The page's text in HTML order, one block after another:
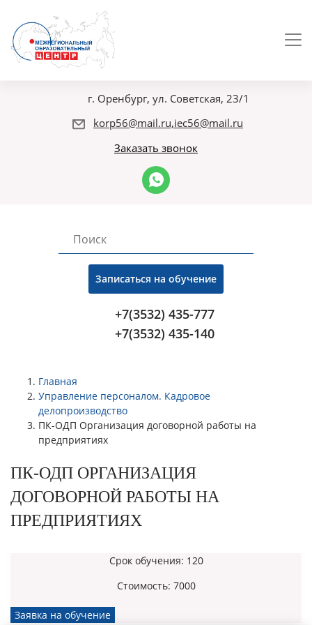
г. Оренбург, ул. Советская, 23/1
korp56@mail.ru,iec56@mail.ru
Заказать звонок
Записаться на обучение
+7(3532) 435-777
+7(3532) 435-140
Главная
Управление персоналом. Кадровое
делопроизводство
ПК-ОДП Организация договорной работы на
предприятиях
ПК-ОДП ОРГАНИЗАЦИЯ
ДОГОВОРНОЙ РАБОТЫ НА
ПРЕДПРИЯТИЯХ
Срок обучения: 120
Стоимость: 7000
Заявка на обучение